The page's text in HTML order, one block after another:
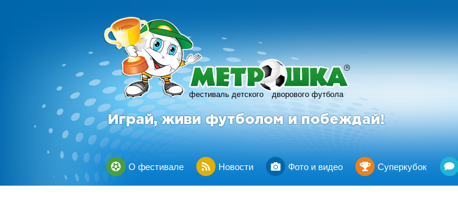
фестиваль детского дворового футбола
R
Играй, живи футболом и побеждай!
О фестивале Новости Фото и видео Суперкубок